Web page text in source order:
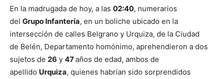
En la madrugada de hoy, a las 02:40, numerarios
del Grupo Infantería, en un boliche ubicado en la
intersección de calles Belgrano y Urquiza, de la Ciudad
de Belén, Departamento homónimo, aprehendieron a dos
sujetos de 26 y 47años de edad, ambos de
apellido Urquiza, quienes habrían sido sorprendidos